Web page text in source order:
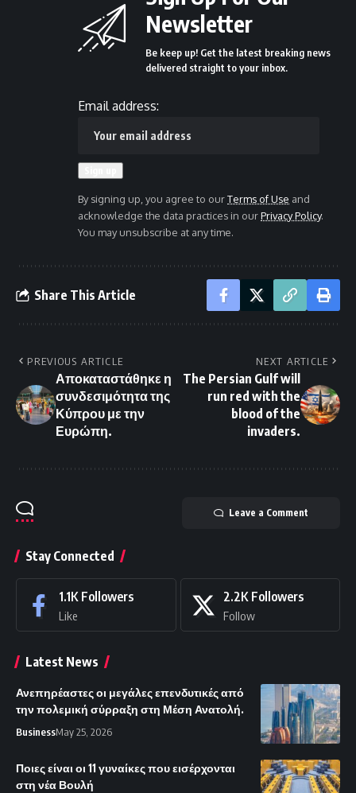
Newsletter
Be keep up! Get the latest breaking news
delivered straight to your inbox.
Email address:
By signing up, you agree to ourTerms of Use and
acknowledge the data practices in ourPrivacy Policy.
You may unsubscribe at any time.
Share This Article
PREVIOUS ARTICLE
Αποκαταστάθηκε η
συνδεσιμότητα της
Κύπρου με την
Ευρώπη.
NEXT ARTICLE
The Persian Gulf will
run red with the
blood of the
invaders.
Leave a Comment
Stay Connected
1.1K Followers
Like
2.2K Followers
Follow
Latest News
Ανεπηρέαστες οι μεγάλες επενδυτικές από
την πολεμική σύρραξη στη Μέση Ανατολή.
BusinessMay 25, 2026
Ποιες είναι οι 11 γυναίκες που εισέρχονται
στη νέα Βουλή